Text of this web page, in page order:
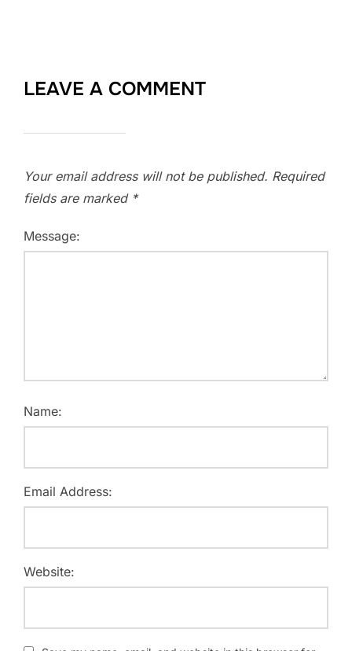
LEAVE A COMMENT
Your email address will not be published. Required
fields are marked *
Message:
Name:
Email Address:
Website: